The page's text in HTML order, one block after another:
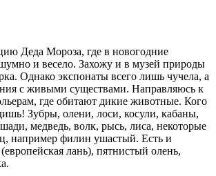
Деда Мороза, где в новогодние
и весело. Захожу и в музей природы
Однако экспонаты всего лишь чучела, а
с живыми существами. Направляюсь к
где обитают дикие животные. Кого
Зубры, олени, лоси, косули, кабаны,
медведь, волк, рысь, лиса, некоторые
например филин ушастый. Есть и
лань), пятнистый олень,